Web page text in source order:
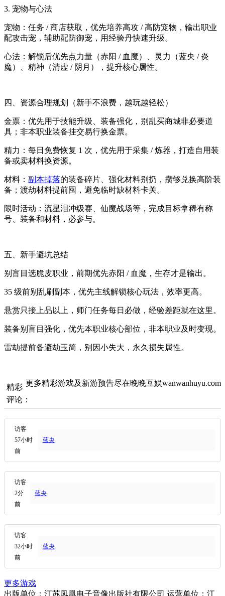
3. 宠物与心法
宠物：任务 / 商店获取，优先培养高攻 / 高防宠物，输出职业
配攻击宠，辅助配防御宠，用经验丹快速升级。
心法：解锁后优先点力量（赤阳 / 血魔）、灵力（蓝央 / 炎
魔）、精神（清虚 / 阴月），提升核心属性。
四、资源合理规划（新手不浪费，越玩越轻松）
金票：优先用于技能升级、装备强化，别乱买商城非必要道
具；非本职业装备挂交易行换金票。
精力：每日免费恢复 1 次，优先用于采集 / 炼器，打造自用装
备或卖材料换资源。
材料： 副本掉落的装备碎片、强化材料别扔，攒够兑换高阶装
备；渡劫材料提前囤，避免临时缺材料卡关。
限时活动：流星泪冲级赛、仙魔战场等，完成目标拿稀有称
号、装备和材料，必参与。
五、新手避坑总结
别盲目选脆皮职业，前期优先赤阳 / 血魔，生存才是输出。
35 级前别乱刷副本，优先主线解锁核心玩法，效率更高。
悬赏只接上品以上，师门任务每日必做，经验差距就在这里。
装备别盲目强化，优先本职业核心部位，非本职业及时变现。
雷劫提前备避劫玉简，别因小失大，永久损失属性。
更多精彩游戏及新游预告尽在晚晚互娱wanwanhuyu.com
精彩
评论：
访客
57小时
前
蓝央
访客
2分
前
蓝央
访客
32小时
前
蓝央
更多游戏
出版单位：江苏凤凰电子音像出版社有限公司 运营单位：江